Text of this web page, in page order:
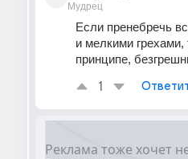
Мудрец
Если пренебречь
и мелкими
принципе,
1